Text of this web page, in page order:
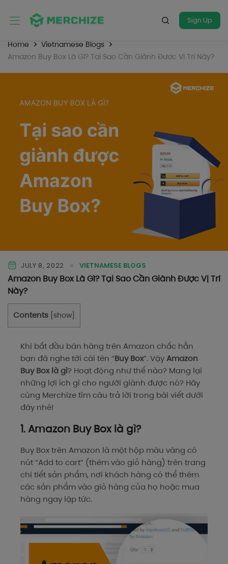
Sign Up
Home
Vietnamese Blogs
Amazon Buy Box Là Gì? Tại Sao Cần Giành Được Vị Trí Này?
JULY 8, 2022 VIETNAMESE BLOGS
Amazon Buy Box Là Gì? Tại Sao Cần Giành Được Vị Trí
Này?
Contents show
Khi bắt đầu bán hàng trên Amazon chắc hẳn
bạn đã nghe tới cái tên “Buy Box”. VậyAmazon
Buy Box là gì? Hoạt động như thế nào? Mang lại
những lợi ích gì cho người giành được nó? Hãy
cùng Merchize tìm câu trả lời trong bài viết dưới
đây nhé!
1. Amazon Buy Box là gì?
Buy Box trên Amazon là một hộp màu vàng có
nút “Add to cart” (thêm vào giỏ hàng) trên trang
chi tiết sản phẩm, nơi khách hàng có thể thêm
các sản phẩm vào giỏ hàng của họ hoặc mua
hàng ngay lập tức.